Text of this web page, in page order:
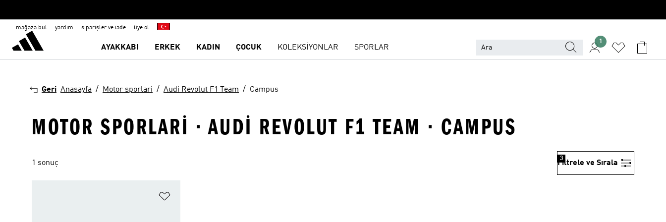
mağaza bul yardım siparişler ve iade üye ol
AYAKKABI ERKEK KADIN ÇOCUK KOLEKSİYONLAR SPORLAR
1
Geri Anasayfa Motor sporlari Audi Revolut F1 Team Campus
MOTOR SPORLARI · AUDI REVOLUT F1 TEAM · CAMPUS
1 sonuç Filtrele ve Sırala
3